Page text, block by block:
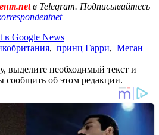
в Telegram. Подписывайтесь
в Google News
, принц Гарри, Меган
выделите необходимый текст и
сообщить об этом редакции.